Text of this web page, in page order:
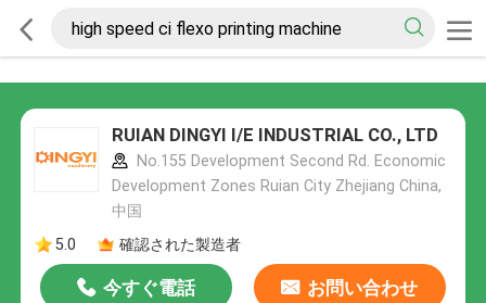
RUIAN DINGYI I/E INDUSTRIAL CO., LTD
No.155 Development Second Rd. Economic
Development Zones Ruian City Zhejiang China,
中国
5.0
確認された製造者
今すぐ電話 お問い合わせ